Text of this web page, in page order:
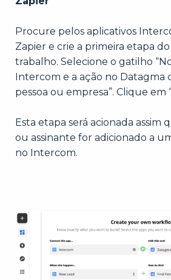
Procure pelos aplicativos
Zapier e crie a primeira etapa
trabalho. Selecione o gatilho
Intercom e a ação no Datagma
pessoa ou empresa”. Clique em
Esta etapa será acionada assim
ou assinante for adicionado a
no Intercom.